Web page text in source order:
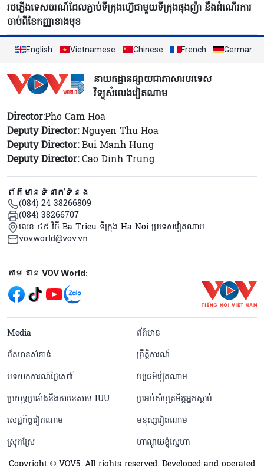
រថភ្លើងទេសចរណ៍ដែលភ្ជាប់ទីក្រុងហ៊្វេជាមួយទីក្រុងផុងញ៉ា នឹងដំណើរការ
ចាប់ពីខែកញ្ញាខាងមុខ
English Vietnamese Chinese French German
នាយកដ្ឋានផ្សាយជាភាសារបរទេស
វិទ្យុសំលេងវៀតណាម
Director:Pho Cam Hoa
Deputy Director:Nguyen Thu Hoa
Deputy Director:Bui Manh Hung
Deputy Director:Cao Dinh Trung
ព័ត៌មានទំនាក់ទំនង
(084) 24 38266809
(084) 38266707
លេខ ៤៥ វិថី Ba Trieu ទីក្រុង Ha Noi ប្រទេសវៀតណាម
vovworld@vov.vn
Mạng xã hội
តាមដាន VOV World:
menu footer tiếng Khmer
Media
ព័ត៍មាន
ព័តមានសំខាន់
ព្រឹត្តិការណ៍
បទយកការណ៍ថ្ងៃសៅរ៍
វប្បធម៍វៀតណាម
ប្រយុទ្ធប្រឆាំងនឹងការនេសាទ IUU
ប្រអប់សំបុត្រមិត្តអ្នកស្តាប់
សេដ្ឋកិច្ចវៀតណាម
មនុស្សវៀតណាម
ស្រុកស្រែ
ហាណូយខ្ញុំស្នេហា